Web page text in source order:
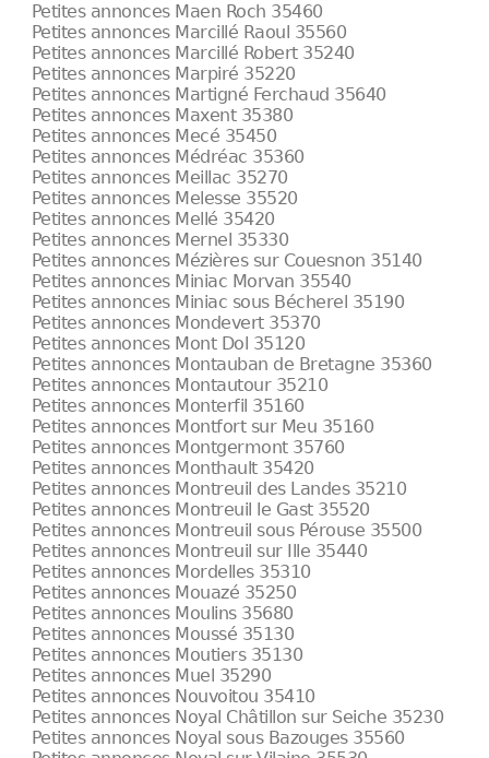
Petites annonces Maen Roch 35460
Petites annonces Marcillé Raoul 35560
Petites annonces Marcillé Robert 35240
Petites annonces Marpiré 35220
Petites annonces Martigné Ferchaud 35640
Petites annonces Maxent 35380
Petites annonces Mecé 35450
Petites annonces Médréac 35360
Petites annonces Meillac 35270
Petites annonces Melesse 35520
Petites annonces Mellé 35420
Petites annonces Mernel 35330
Petites annonces Mézières sur Couesnon 35140
Petites annonces Miniac Morvan 35540
Petites annonces Miniac sous Bécherel 35190
Petites annonces Mondevert 35370
Petites annonces Mont Dol 35120
Petites annonces Montauban de Bretagne 35360
Petites annonces Montautour 35210
Petites annonces Monterfil 35160
Petites annonces Montfort sur Meu 35160
Petites annonces Montgermont 35760
Petites annonces Monthault 35420
Petites annonces Montreuil des Landes 35210
Petites annonces Montreuil le Gast 35520
Petites annonces Montreuil sous Pérouse 35500
Petites annonces Montreuil sur Ille 35440
Petites annonces Mordelles 35310
Petites annonces Mouazé 35250
Petites annonces Moulins 35680
Petites annonces Moussé 35130
Petites annonces Moutiers 35130
Petites annonces Muel 35290
Petites annonces Nouvoitou 35410
Petites annonces Noyal Châtillon sur Seiche 35230
Petites annonces Noyal sous Bazouges 35560